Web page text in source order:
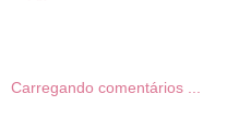
Carregando comentários ...